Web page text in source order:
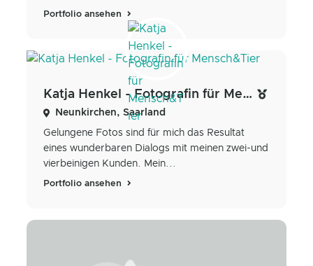
Portfolio ansehen
Katja Henkel - Fotografin für Mensch&Tier
Neunkirchen, Saarland
Gelungene Fotos sind für mich das Resultat
eines wunderbaren Dialogs mit meinen zwei-und
vierbeinigen Kunden. Mein...
Portfolio ansehen